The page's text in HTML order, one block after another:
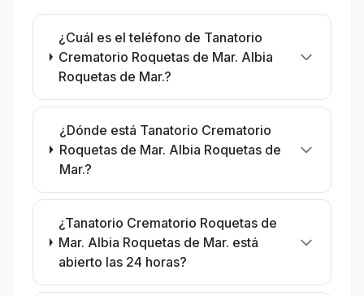
¿Cuál es el teléfono de Tanatorio
Crematorio Roquetas de Mar. Albia
Roquetas de Mar.?
¿Dónde está Tanatorio Crematorio
Roquetas de Mar. Albia Roquetas de
Mar.?
¿Tanatorio Crematorio Roquetas de
Mar. Albia Roquetas de Mar. está
abierto las 24 horas?